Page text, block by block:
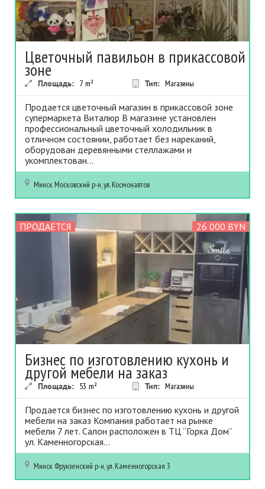
Цветочный павильон в прикассовой
зоне
Площадь: 7 m² Тип: Магазины
Продается цветочный магазин в прикассовой зоне
супермаркета Виталюр В магазине установлен
профессиональный цветочный холодильник в
отличном состоянии, работает без нареканий,
оборудован деревянными стеллажами и
укомплектован...
Минск Московский р-н, ул. Космонавтов
ПРОДАЕТСЯ 26 000 BYN
Бизнес по изготовлению кухонь и
другой мебели на заказ
Площадь: 53 m² Тип: Магазины
Продается бизнес по изготовлению кухонь и другой
мебели на заказ Компания работает на рынке
мебели 7 лет. Салон расположен в ТЦ “Горка Дом”
ул. Каменногорская...
Минск Фрунзенский р-н, ул. Каменногорская 3